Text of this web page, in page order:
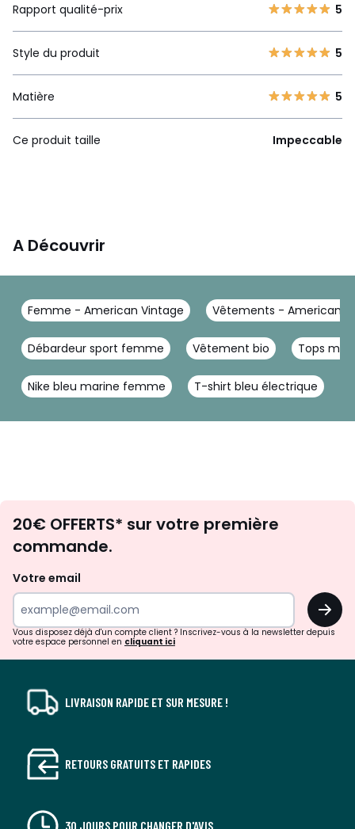
Rapport qualité-prix
5
Style du produit 5
Matière 5
Ce produit taille Impeccable
A Découvrir
Femme - American Vintage Vêtements - American
Débardeur sport femme Vêtement bio Tops
Nike bleu marine femme T-shirt bleu électrique
d'inspirations
surprises?
20€ OFFERTS* sur votre première
commande.
Votre email
OK
Vous disposez déjà d'un compte client ? Inscrivez-vous à la newsletter depuis
votre espace personnel en cliquant ici
LIVRAISON RAPIDE ET SUR MESURE !
RETOURS GRATUITS ET RAPIDES
30 JOURS POUR CHANGER D'AVIS